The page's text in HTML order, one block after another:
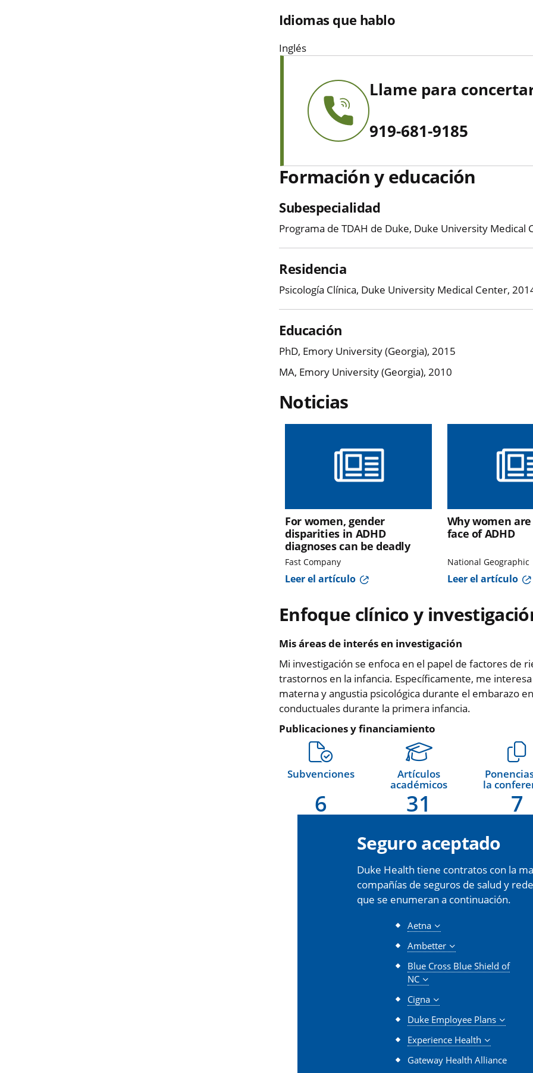
Idiomas que hablo
Inglés
Llame para
919-681-9185
Formación y educación
Subespecialidad
Programa de TDAH de Duke, Duke University Medical
Residencia
Psicología Clínica, Duke University Medical Center,
Educación
PhD, Emory University (Georgia), 2015
MA, Emory University (Georgia), 2010
Noticias
For women, gender
disparities in ADHD
diagnoses can be deadly
Fast Company
Leer el artículo
Why women
face of ADHD
National Geographic
Leer el artículo
Enfoque clínico y
Mis áreas de interés en investigación
Mi investigación se enfoca en el papel de factores de
trastornos en la infancia. Específicamente, me
materna y angustia psicológica durante el embarazo
conductuales durante la primera infancia.
Publicaciones y financiamiento
Subvenciones
6
Artículos
académicos
31
la
7
Seguro aceptado
Duke Health tiene contratos con la
compañías de seguros de salud y
que se enumeran a continuación.
Aetna
Ambetter
Blue Cross Blue Shield of
NC
Cigna
Duke Employee Plans
Experience Health
Gateway Health Alliance